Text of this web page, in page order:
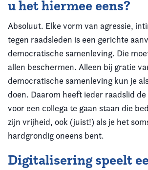
u het hiermee eens?
Absoluut. Elke vorm van agressie,
tegen raadsleden is een gerichte
democratische samenleving. Die
allen beschermen. Alleen bij gratie
democratische samenleving kun je
doen. Daarom heeft ieder raadslid
voor een collega te gaan staan die
zijn vrijheid, ook (juist!) als je het
hardgrondig oneens bent.
Digitalisering speelt